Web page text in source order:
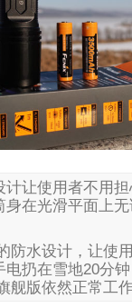
计让使用者不用担
身在光滑平面上
防水设计，让使
电扔在雪地20分
舰版依然正常工作